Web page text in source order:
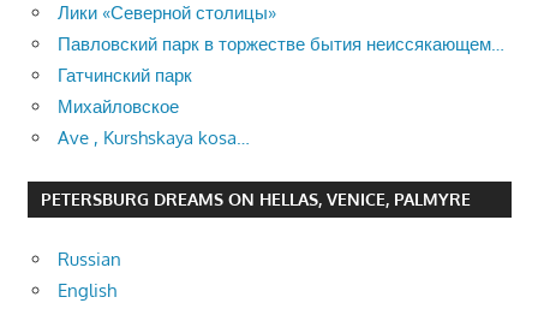
Лики «Северной столицы»
Павловский парк в торжестве бытия неиссякающем…
Гатчинский парк
Михайловское
Ave , Kurshskaya kosa…
PETERSBURG DREAMS ON HELLAS, VENICE, PALMYRE
Russian
English